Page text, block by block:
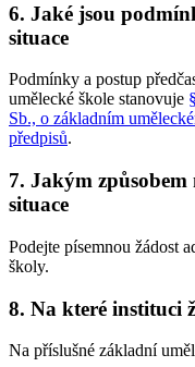
6. Jaké jsou
situace
Podmínky a postup
umělecké škole stanovuje
Sb., o základním
předpisů.
7. Jakým
situace
Podejte písemnou žádost
školy.
8. Na které instituci
Na příslušné základní